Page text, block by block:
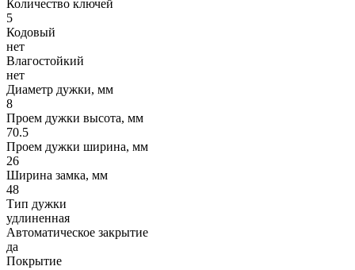
Количество ключей
5
Кодовый
нет
Влагостойкий
нет
Диаметр дужки, мм
8
Проем дужки высота, мм
70.5
Проем дужки ширина, мм
26
Ширина замка, мм
48
Тип дужки
удлиненная
Автоматическое закрытие
да
Покрытие